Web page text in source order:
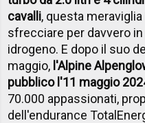
cavalli, questa
sfrecciare per davvero
idrogeno. E dopo il suo
maggio, l'Alpine
pubblico l'11 maggio
70.000 appassionati,
dell'endurance